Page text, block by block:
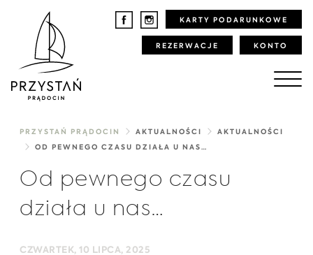
KARTY PODARUNKOWE
REZERWACJE KONTO
PRZYSTAŃ PRĄDOCIN AKTUALNOŚCI AKTUALNOŚCI
OD PEWNEGO CZASU DZIAŁA U NAS…
Od pewnego czasu
działa u nas…
CZWARTEK, 10 LIPCA, 2025